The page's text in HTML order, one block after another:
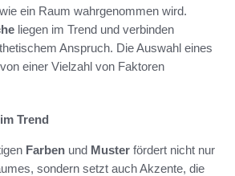
ein Raum wahrgenommen wird.
liegen im Trend und verbinden
Anspruch. Die Auswahl eines
einer Vielzahl von Faktoren
Trend
Farben und Muster fördert nicht nur
sondern setzt auch Akzente, die